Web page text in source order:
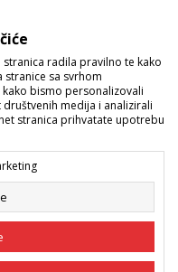
proizvoda, prikazu slika i
su dio naše ponude i ne
trenutku. Raspoloživost robe
radila pravilno te kako
sa svrhom
bismo personalizovali
medija i analizirali
stranica prihvatate upotrebu